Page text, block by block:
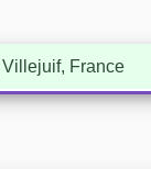
France